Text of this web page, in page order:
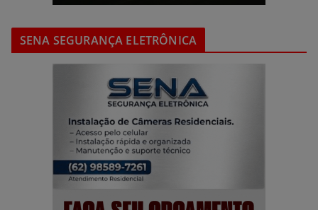
SENA SEGURANÇA ELETRÔNICA